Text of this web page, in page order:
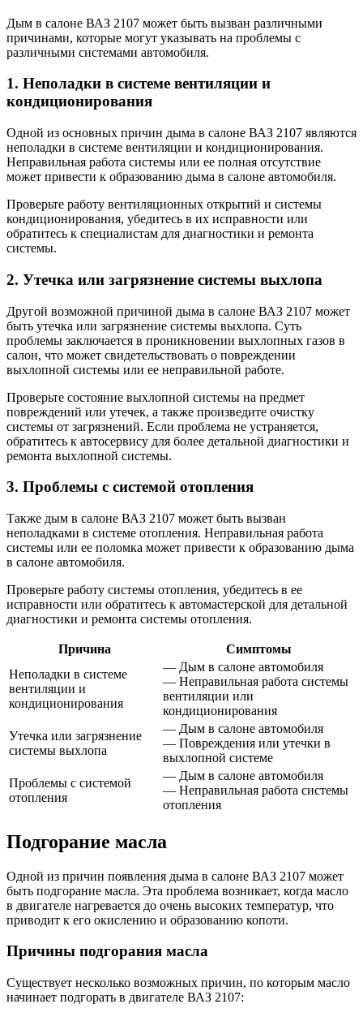
Дым в салоне ВАЗ 2107 может быть вызван различными
причинами, которые могут указывать на проблемы с
различными системами автомобиля.
1. Неполадки в системе вентиляции и
кондиционирования
Одной из основных причин дыма в салоне ВАЗ 2107 являются
неполадки в системе вентиляции и кондиционирования.
Неправильная работа системы или ее полная отсутствие
может привести к образованию дыма в салоне автомобиля.
Проверьте работу вентиляционных открытий и системы
кондиционирования, убедитесь в их исправности или
обратитесь к специалистам для диагностики и ремонта
системы.
2. Утечка или загрязнение системы выхлопа
Другой возможной причиной дыма в салоне ВАЗ 2107 может
быть утечка или загрязнение системы выхлопа. Суть
проблемы заключается в проникновении выхлопных газов в
салон, что может свидетельствовать о повреждении
выхлопной системы или ее неправильной работе.
Проверьте состояние выхлопной системы на предмет
повреждений или утечек, а также произведите очистку
системы от загрязнений. Если проблема не устраняется,
обратитесь к автосервису для более детальной диагностики и
ремонта выхлопной системы.
3. Проблемы с системой отопления
Также дым в салоне ВАЗ 2107 может быть вызван
неполадками в системе отопления. Неправильная работа
системы или ее поломка может привести к образованию дыма
в салоне автомобиля.
Проверьте работу системы отопления, убедитесь в ее
исправности или обратитесь к автомастерской для детальной
диагностики и ремонта системы отопления.
Причина
Симптомы
Неполадки в системе
вентиляции и
кондиционирования
— Дым в салоне автомобиля
— Неправильная работа системы
вентиляции или
кондиционирования
Утечка или загрязнение
системы выхлопа
— Дым в салоне автомобиля
— Повреждения или утечки в
выхлопной системе
Проблемы с системой
отопления
— Дым в салоне автомобиля
— Неправильная работа системы
отопления
Подгорание масла
Одной из причин появления дыма в салоне ВАЗ 2107 может
быть подгорание масла. Эта проблема возникает, когда масло
в двигателе нагревается до очень высоких температур, что
приводит к его окислению и образованию копоти.
Причины подгорания масла
Существует несколько возможных причин, по которым масло
начинает подгорать в двигателе ВАЗ 2107: